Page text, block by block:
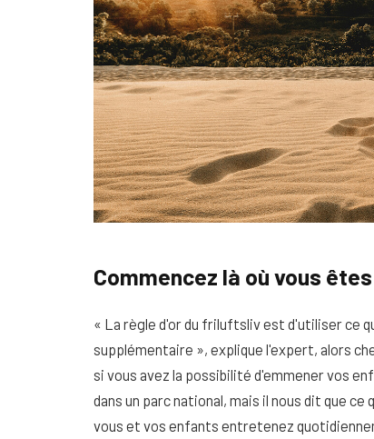
Commencez là où vous
« La règle d'or du friluftsliv est d'utiliser ce
supplémentaire », explique l'expert, alors
si vous avez la possibilité d'emmener vos
dans un parc national, mais il nous dit que
vous et vos enfants entretenez